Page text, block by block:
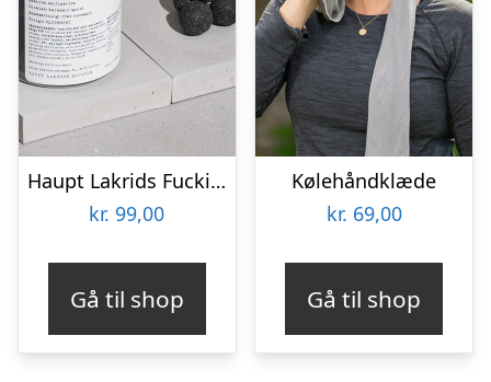
Haupt Lakrids Fucking Fabulous
kr. 99,00
Gå til shop
Kølehåndklæde
kr. 69,00
Gå til shop